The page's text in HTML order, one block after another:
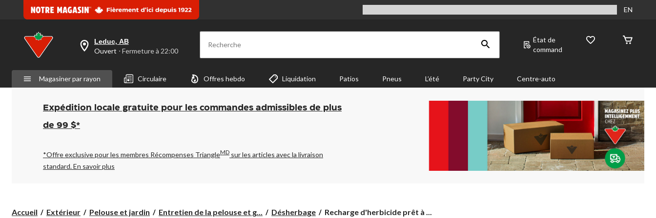
EN
votre
est
Leduc,
AB,
Ouvert,
Fermeture
à
pour
changer
Leduc, AB
Ouvert ⋅ Fermeture à 22:00 Recherche
État de
command
Magasiner par rayon Circulaire Offres hebdo Liquidation Patios Pneus L’été Party City Centre-auto
Expédition locale gratuite pour les commandes admissibles de plus
de 99 $*
*Offre exclusive pour les membres Récompenses TriangleMD sur les articles avec la livraison
standard.En savoir plus
Accueil Extérieur Pelouse et jardin Entretien de la pelouse et g... Désherbage
Recharge
Recharge d'herbicide prêt à ...